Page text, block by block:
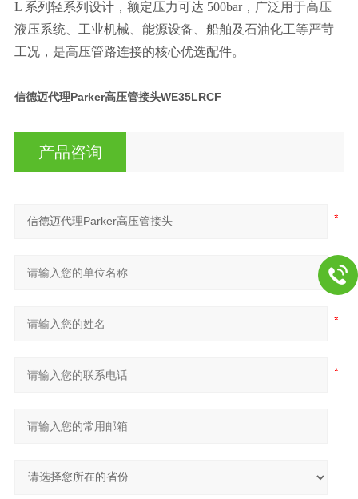
L 系列轻系列设计，额定压力可达 500bar，广泛用于高压
液压系统、工业机械、能源设备、船舶及石油化工等严苛
工况，是高压管路连接的核心优选配件。
信德迈代理Parker高压管接头WE35LRCF
产品咨询